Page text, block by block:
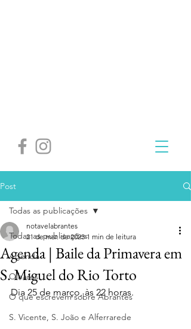
Post
Todas as publicações
Agenda
Olhares
O que escrevem sobre Abrantes
S. Vicente, S. João e Alferrarede
Todas as publicações
Agenda | Baile da Primavera em
S. Miguel do Rio Torto
notavelabrantes
21 de mar. de 2023 1 min de leitura
Dia 25 de março, às 22 horas.